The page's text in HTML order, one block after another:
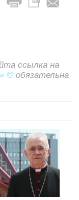
ссылка на
© обязательна